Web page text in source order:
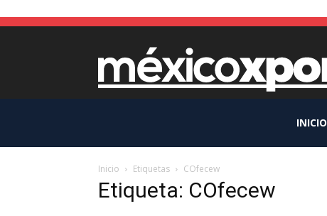
INICIO
Inicio Etiquetas COfecew
Etiqueta: COfecew